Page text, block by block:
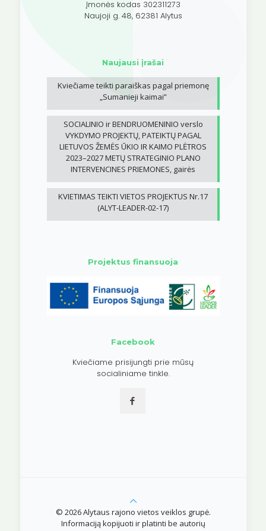
Įmonės kodas 302311273
Naujoji g. 48, 62381 Alytus
Naujausi įrašai
Kviečiame teikti paraiškas pagal priemonę
„Sumanieji kaimai”
SOCIALINIO ir BENDRUOMENINIO verslo
VYKDYMO PROJEKTŲ, PATEIKTŲ PAGAL
LIETUVOS ŽEMĖS ŪKIO IR KAIMO PLĖTROS
2023–2027 METŲ STRATEGINIO PLANO
INTERVENCINES PRIEMONES, gairės
KVIETIMAS TEIKTI VIETOS PROJEKTUS Nr.17
(ALYT-LEADER-02-17)
Projektus finansuoja
Facebook
Kviečiame prisijungti prie mūsų
socialiniame tinkle.
© 2026 Alytaus rajono vietos veiklos grupė.
Informaciją kopijuoti ir platinti be autorių